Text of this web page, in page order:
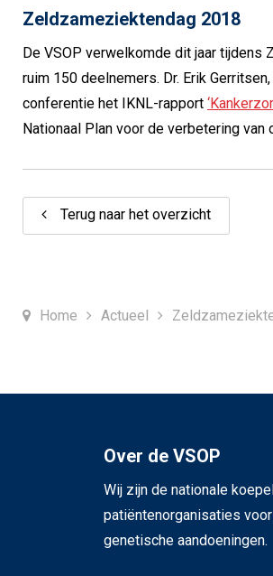
Zeldzameziektendag 2018
De VSOP verwelkomde dit jaar tijdens
ruim 150 deelnemers. Dr. Erik
conferentie het IKNL-rapport
Nationaal Plan voor de verbetering
Terug naar het overzicht
Home Actueel
Over de VSOP
Wij zijn de nationale
patiëntenorganisaties
genetische aandoeningen.